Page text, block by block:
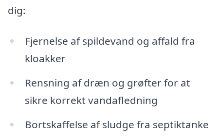
dig:
Fjernelse af spildevand og affald fra
kloakker
Rensning af dræn og grøfter for at
sikre korrekt vandafledning
Bortskaffelse af sludge fra septiktanke